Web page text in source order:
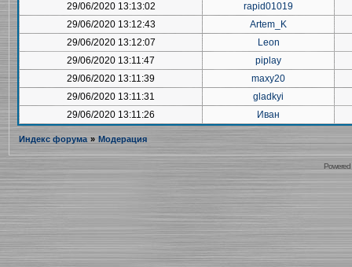
29/06/2020 13:13:02
rapid01019
29/06/2020 13:12:43
Artem_K
29/06/2020 13:12:07
Leon
29/06/2020 13:11:47
piplay
29/06/2020 13:11:39
maxy20
29/06/2020 13:11:31
gladkyi
29/06/2020 13:11:26
Иван
Индекс форума » Модерация